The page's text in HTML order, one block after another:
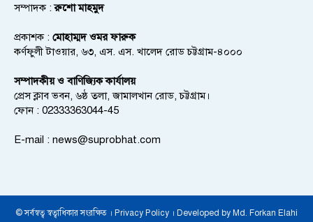
সম্পাদক :রুশো মাহমুদ
প্রকাশক : মোহাম্মদ ওমর ফারুক
কর্ণফুলী টাওয়ার, ৬৩, এস. এস. খালেদ রোড চট্টগ্রাম-৪০০০
সম্পাদকীয় ও বাণিজ্যিক কার্যালয়
প্রেস ক্লাব ভবন, ৬ষ্ঠ তলা, জামালখান রোড, চট্টগ্রাম।
ফোন : 02333363044-45
E-mail : news@suprobhat.com
© সর্বস্বত্ব স্বত্বাধিকার সংরক্ষিত । Privacy Policy । Developed by Md. Forkan Elahi